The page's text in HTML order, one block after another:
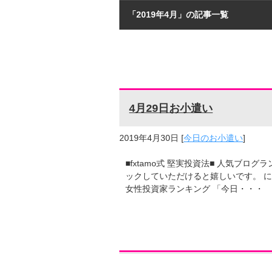
「2019年4月」の記事一覧
4月29日お小遣い
2019年4月30日 [今日のお小遣い]
■fxtamo式 堅実投資法■ 人気ブログラ
ックしていただけると嬉しいです。
女性投資家ランキング 「今日・・・